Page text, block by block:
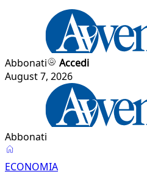
Abbonati
Accedi
August 7, 2026
Abbonati
ECONOMIA